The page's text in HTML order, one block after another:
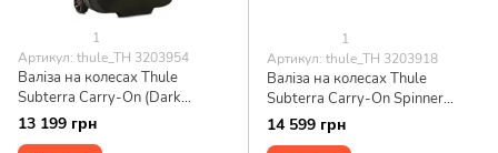
1
Артикул: thule_TH 3203954
Валіза на колесах Thule
Subterra Carry-On (Dark
Forest) (TH 3203954)
13 199 грн
1
Артикул: thule_TH 3203918
Валіза на колесах Thule
Subterra Carry-On Spinner
(Dark Forest) (TH 3203918)
14 599 грн